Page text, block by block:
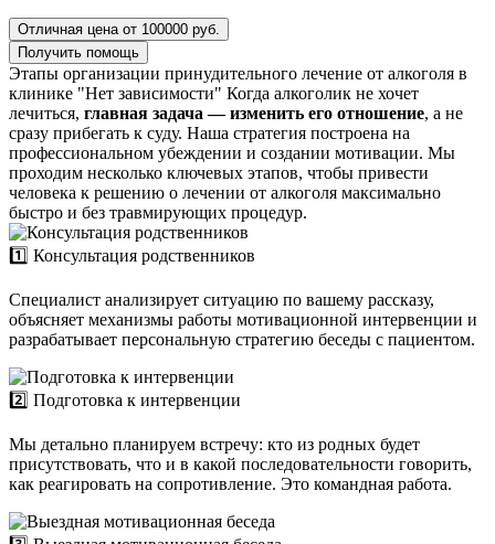
Отличная цена от 100000 руб.
Получить помощь
Этапы организации принудительного лечение от алкоголя в
клинике "Нет зависимости" Когда алкоголик не хочет
лечиться, главная задача — изменить его отношение, а не
сразу прибегать к суду. Наша стратегия построена на
профессиональном убеждении и создании мотивации. Мы
проходим несколько ключевых этапов, чтобы привести
человека к решению о лечении от алкоголя максимально
быстро и без травмирующих процедур.
1️⃣ Консультация родственников
Специалист анализирует ситуацию по вашему рассказу,
объясняет механизмы работы мотивационной интервенции и
разрабатывает персональную стратегию беседы с пациентом.
2️⃣ Подготовка к интервенции
Мы детально планируем встречу: кто из родных будет
присутствовать, что и в какой последовательности говорить,
как реагировать на сопротивление. Это командная работа.